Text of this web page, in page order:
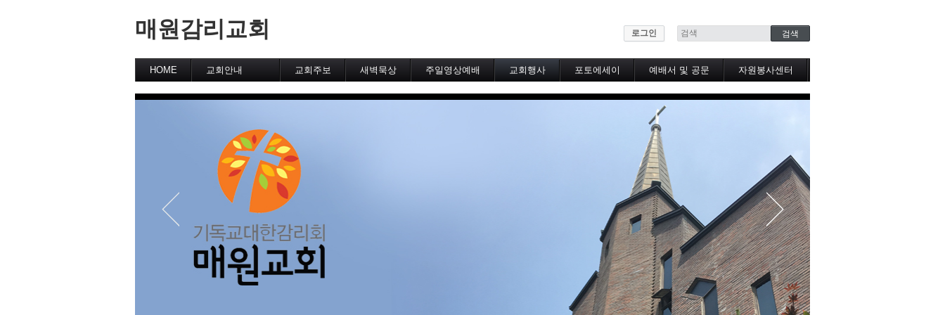
매원감리교회 로그인
HOME 교회안내
교회의 슬로건
교역자 장로소개
바른 신앙 안내
교회주보 새벽묵상 주일영상예배 교회행사 포토에세이 예배서 및 공문 자원봉사센터
공유냉장고